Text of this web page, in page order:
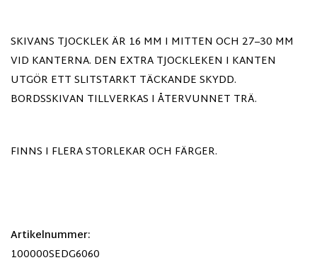
SKIVANS TJOCKLEK ÄR 16 MM I MITTEN OCH 27–30 MM
VID KANTERNA. DEN EXTRA TJOCKLEKEN I KANTEN
UTGÖR ETT SLITSTARKT TÄCKANDE SKYDD.
BORDSSKIVAN TILLVERKAS I ÅTERVUNNET TRÄ.
FINNS I FLERA STORLEKAR OCH FÄRGER.
Artikelnummer:
100000SEDG6060